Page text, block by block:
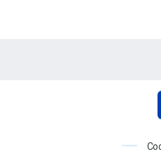
+7 (903)